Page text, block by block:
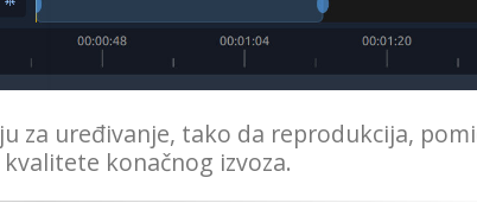
za uređivanje, tako da reprodukcija,
konačnog izvoza.